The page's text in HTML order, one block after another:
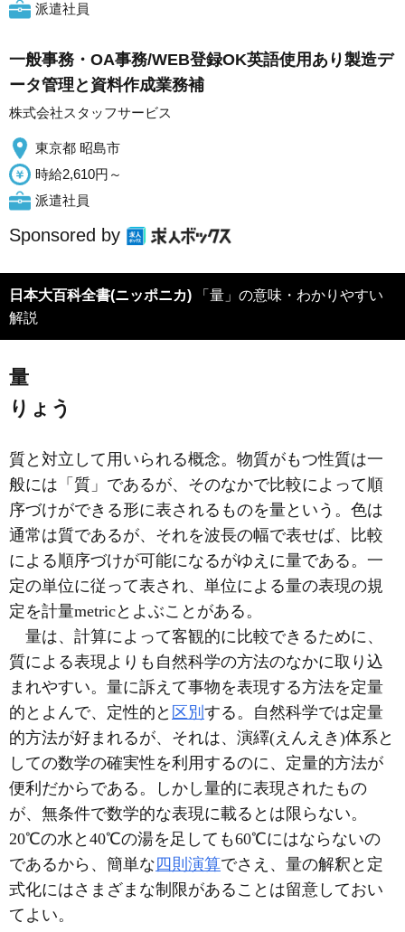
派遣社員
一般事務・OA事務/WEB登録OK英語使用あり製造デ
ータ管理と資料作成業務補
株式会社スタッフサービス
東京都 昭島市
時給2,610円～
派遣社員
Sponsored by
日本大百科全書(ニッポニカ)
解説
量
りょう
質と対立して用いられる概念。物質がもつ性質は一
般には「質」であるが、そのなかで比較によって順
序づけができる形に表されるものを量という。色は
通常は質であるが、それを波長の幅で表せば、比較
による順序づけが可能になるがゆえに量である。一
定の単位に従って表され、単位による量の表現の規
定を計量metricとよぶことがある。
量は、計算によって客観的に比較できるために、
質による表現よりも自然科学の方法のなかに取り込
まれやすい。量に訴えて事物を表現する方法を定量
的とよんで、定性的と 区別 する。自然科学では定量
的方法が好まれるが、それは、演繹(えんえき)体系と
しての数学の確実性を利用するのに、定量的方法が
便利だからである。しかし量的に表現されたもの
が、無条件で数学的な表現に載るとは限らない。
20℃の水と40℃の湯を足しても60℃にはならないの
であるから、簡単な 四則演算でさえ、量の解釈と定
式化にはさまざまな制限があることは留意しておい
てよい。